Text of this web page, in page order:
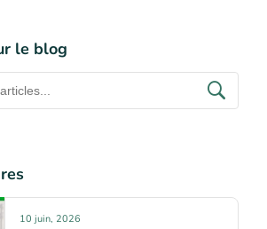
le blog
10 juin, 2026